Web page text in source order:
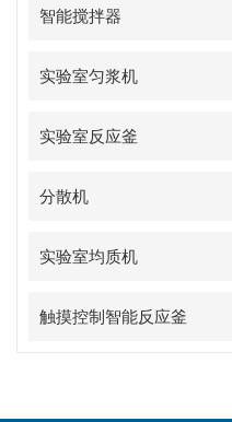
智能搅拌器
实验室匀浆机
实验室反应釜
分散机
实验室均质机
触摸控制智能反应釜